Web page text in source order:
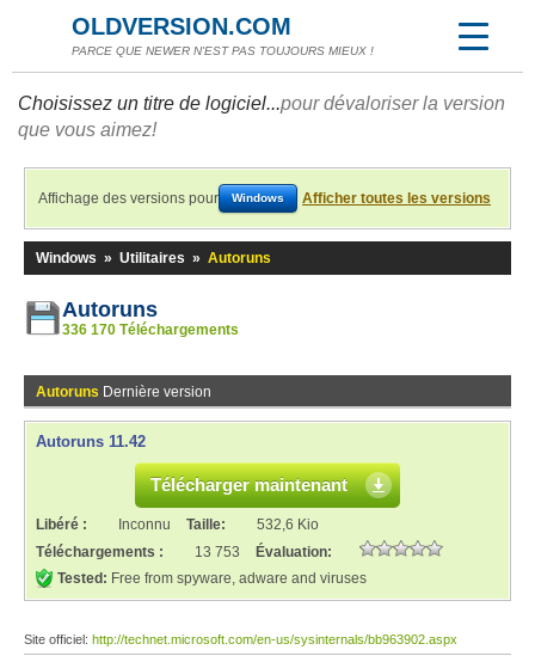
OLDVERSION.COM
PARCE QUE NEWER N'EST PAS TOUJOURS MIEUX !
Choisissez un titre de logiciel...pour dévaloriser la version
que vous aimez!
Affichage des versions pour Windows Afficher toutes les versions
Windows » Utilitaires » Autoruns
Autoruns
336 170 Téléchargements
Autoruns Dernière version
Autoruns 11.42
Télécharger maintenant
Libéré : Inconnu Taille:
532,6 Kio
Téléchargements :
13 753
Évaluation:
Tested: Free from spyware, adware and viruses
Site officiel: http://technet.microsoft.com/en-us/sysinternals/bb963902.aspx